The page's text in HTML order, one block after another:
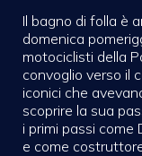
Il bagno di folla è
domenica
motociclisti della
convoglio verso il
iconici che
scoprire la sua
i primi passi
e come